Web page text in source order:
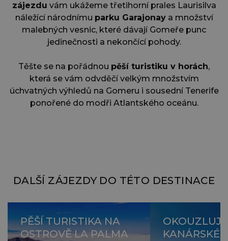
zájezdu vám ukážeme třetihorní prales Laurisilva
náležící národnímu parku Garajonaya množství
malebných vesnic, které dávají Gomeře punc
jedinečnosti a nekončící pohody.
Těšte se na pořádnou pěší turistiku v horách,
která se vám odvděčí velkým množstvím
úchvatných výhledů na Gomeru i sousední Tenerife
ponořené do modři Atlantského oceánu.
DALŠÍ ZÁJEZDY DO TÉTO DESTINACE
PĚŠÍ TURISTIKA NA
OSTROVĚ LA PALMA
KANÁRSKÉ